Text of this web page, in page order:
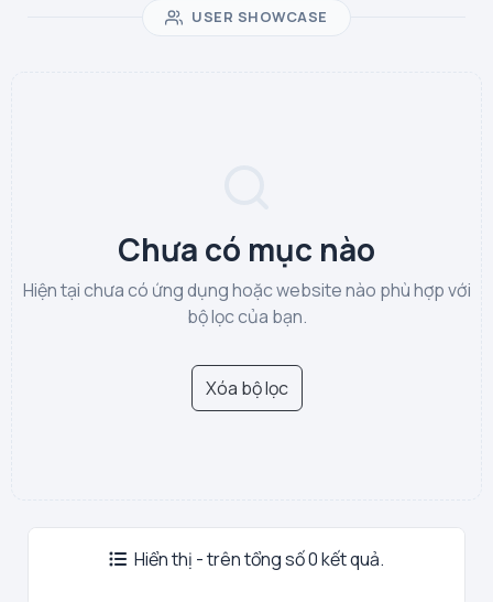
USER SHOWCASE
Chưa có mục nào
Hiện tại chưa có ứng dụng hoặc website nào phù hợp với
bộ lọc của bạn.
Xóa bộ lọc
Hiển thị - trên tổng số 0 kết quả.